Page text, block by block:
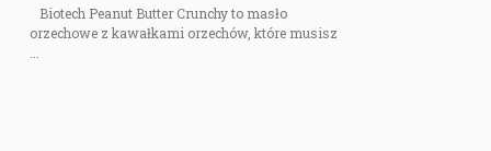
Biotech Peanut Butter Crunchy to masło
orzechowe z kawałkami orzechów, które musisz